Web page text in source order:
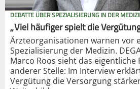
DEBATTE ÜBER SPEZIALISIERUNG IN DER
„Viel häufiger spielt die
Ärzteorganisationen warnen vor
Spezialisierung der Medizin.
Marco Roos sieht das eigentliche
anderer Stelle: Im Interview
Vergütung die Versorgung